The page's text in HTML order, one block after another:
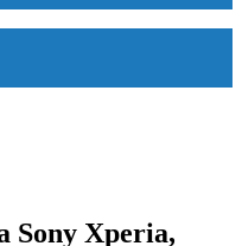
Sony Xperia,